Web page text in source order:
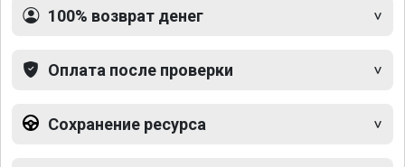
100% возврат денег
Оплата после проверки
Сохранение ресурса